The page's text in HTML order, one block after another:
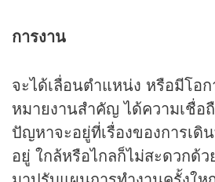
การงาน
จะได้เลื่อนตำแหน่ง หรือมีโอ
หมายงานสำคัญ ได้ความเชื่อ
ปัญหาจะอยู่ที่เรื่องของการเดิ
อยู่ ใกล้หรือไกลก็ไม่สะดวกด้